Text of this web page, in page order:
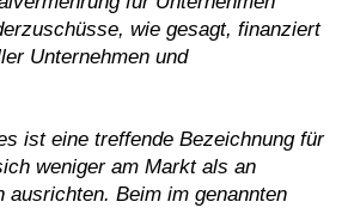
wie gesagt, finanziert
Unternehmen und
ist eine treffende Bezeichnung für
weniger am Markt als an
ausrichten. Beim im genannten